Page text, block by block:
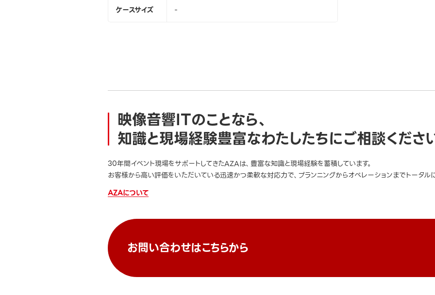
ケースサイズ -
映像音響ITのことなら、
知識と現場経験豊富なわたしたちにご相談くださ
30年間イベント現場をサポートしてきたAZAは、豊富な知識と現場経験を蓄積しています。
お客様から高い評価をいただいている迅速かつ柔軟な対応力で、プランニングからオペレーションまでトータル
AZAについて
お問い合わせはこちらから